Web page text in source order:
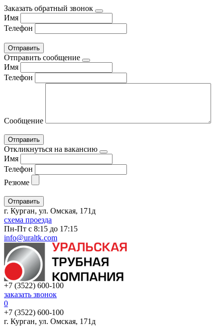
Заказать обратный звонок
Имя
Телефон
Отправить сообщение
Имя
Телефон
Сообщение
Откликнуться на вакансию
Имя
Телефон
Резюме
г. Курган, ул. Омская, 171д
схема проезда
Пн-Пт с 8:15 до 17:15
info@uraltk.com
+7 (3522) 600-100
заказать звонок
0
+7 (3522) 600-100
г. Курган, ул. Омская, 171д